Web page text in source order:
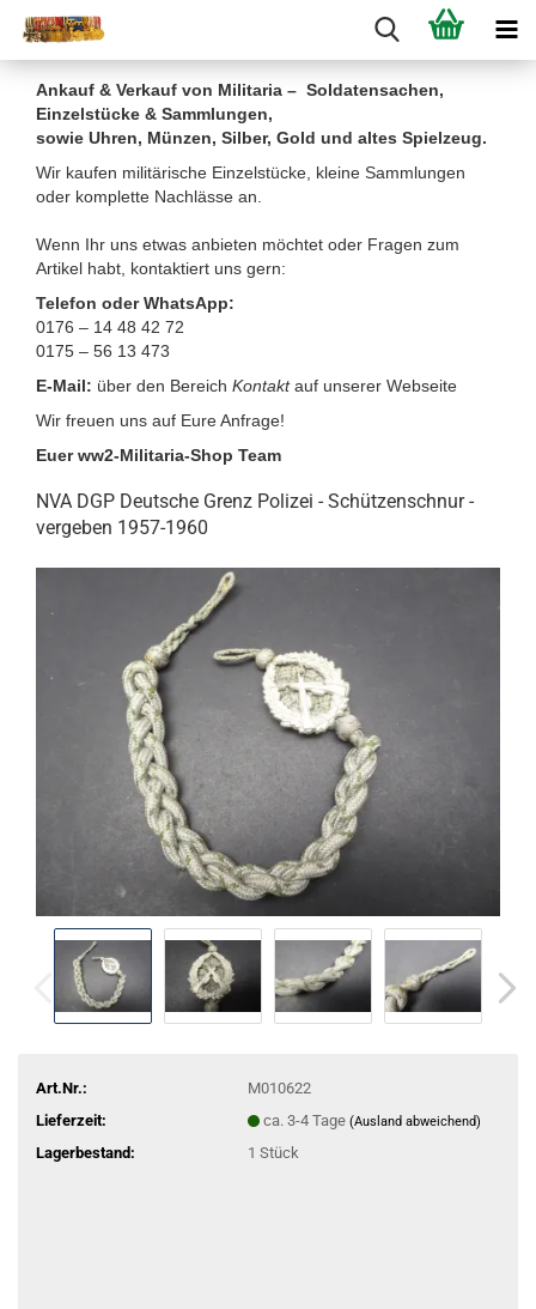
Ankauf & Verkauf von Militaria – Soldatensachen,
Einzelstücke & Sammlungen,
sowie Uhren, Münzen, Silber, Gold und altes Spielzeug.
Wir kaufen militärische Einzelstücke, kleine Sammlungen
oder komplette Nachlässe an.
Wenn Ihr uns etwas anbieten möchtet oder Fragen zum
Artikel habt, kontaktiert uns gern:
Telefon oder WhatsApp:
0176 – 14 48 42 72
0175 – 56 13 473
E-Mail: über den Bereich Kontakt auf unserer Webseite
Wir freuen uns auf Eure Anfrage!
Euer ww2-Militaria-Shop Team
NVA DGP Deutsche Grenz Polizei - Schützenschnur -
vergeben 1957-1960
Art.Nr.:
M010622
Lieferzeit:
ca. 3-4 Tage (Ausland abweichend)
Lagerbestand: 1 Stück